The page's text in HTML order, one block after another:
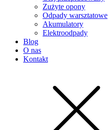
Zużyte opony
Odpady warsztatowe
Akumulatory
Elektroodpady
Blog
O nas
Kontakt